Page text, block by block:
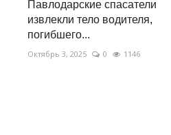
Павлодарские спасатели
извлекли тело водителя,
погибшего...
Октябрь 3, 2025 0 1146